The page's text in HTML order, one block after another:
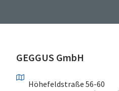
GEGGUS GmbH
Höhefeldstraße 56-60